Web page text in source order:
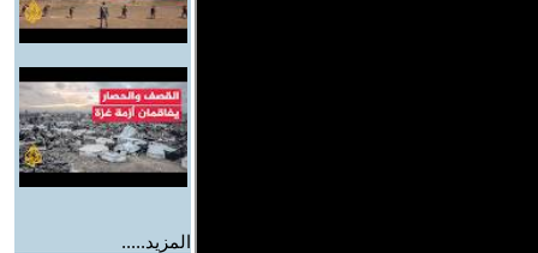
المزيد.....